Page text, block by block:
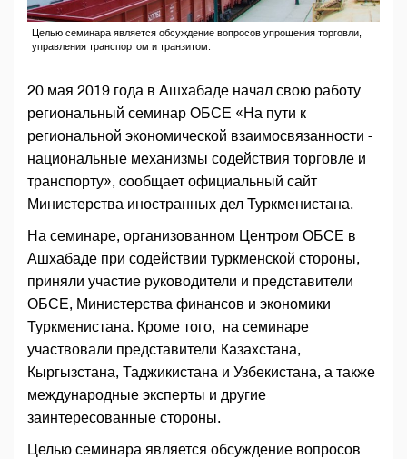
Целью семинара является обсуждение вопросов упрощения торговли,
управления транспортом и транзитом.
20 мая 2019 года в Ашхабаде начал свою работу
региональный семинар ОБСЕ «На пути к
региональной экономической взаимосвязанности -
национальные механизмы содействия торговле и
транспорту», cообщает официальный сайт
Министерства иностранных дел Туркменистана.
На семинаре, организованном Центром ОБСЕ в
Ашхабаде при содействии туркменской стороны,
приняли участие руководители и представители
ОБСЕ, Министерства финансов и экономики
Туркменистана. Кроме того, на семинаре
участвовали представители Казахстана,
Кыргызстана, Таджикистана и Узбекистана, а также
международные эксперты и другие
заинтересованные стороны.
Целью семинара является обсуждение вопросов